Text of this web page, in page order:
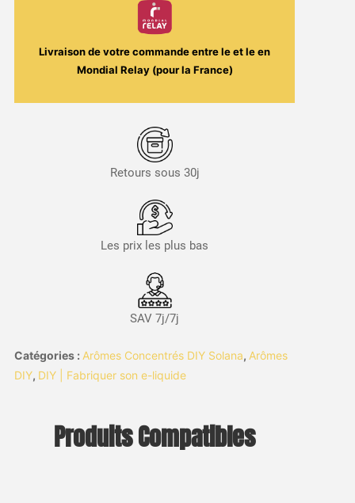
Livraison de votre commande entre leet leen
Mondial Relay (pour la France)
Retours sous 30j
Les prix les plus bas
SAV 7j/7j
Catégories : Arômes Concentrés DIY Solana, Arômes
DIY, DIY | Fabriquer son e-liquide
Produits Compatibles